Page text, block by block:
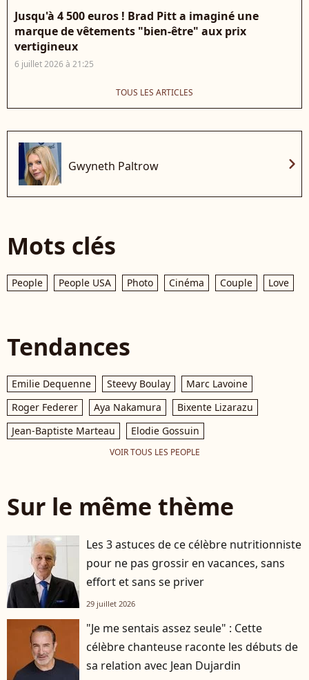
Jusqu'à 4 500 euros ! Brad Pitt a imaginé une
marque de vêtements "bien-être" aux prix
vertigineux
6 juillet 2026 à 21:25
TOUS LES ARTICLES
Gwyneth Paltrow chevron_right
Mots clés
People People USA Photo Cinéma Couple Love
Tendances
Emilie Dequenne Steevy Boulay
Marc Lavoine
Roger Federer
Aya Nakamura
Bixente Lizarazu
Jean-Baptiste Marteau
Elodie Gossuin
VOIR TOUS LES PEOPLE
Sur le même thème
Les 3 astuces de ce célèbre nutritionniste
pour ne pas grossir en vacances, sans
effort et sans se priver
29 juillet 2026
"Je me sentais assez seule" : Cette
célèbre chanteuse raconte les débuts de
sa relation avec Jean Dujardin